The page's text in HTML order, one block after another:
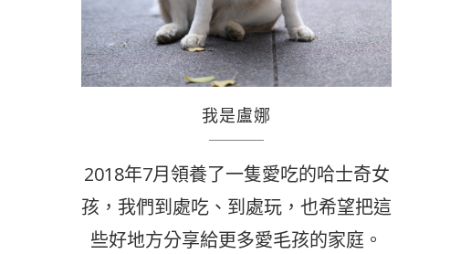
我是盧娜
2018年7月領養了一隻愛吃的哈士奇女
孩，我們到處吃、到處玩，也希望把這
些好地方分享給更多愛毛孩的家庭。